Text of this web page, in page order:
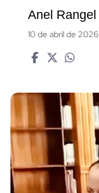
Anel Rangel
10 de abril de 2026